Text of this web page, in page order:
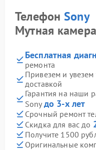
Телефон Sony
Мутная камера
Бесплатная
ремонта
Привезем и увезем
доставкой
Гарантия на наши
Sony до 3-х лет
Срочный ремонт
Скидка для вас до
Получите 1500
Оригинальные